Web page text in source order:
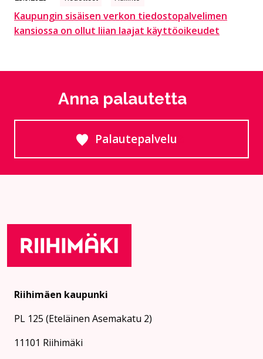
Kaupungin sisäisen verkon tiedostopalvelimen
kansiossa on ollut liian laajat käyttöoikeudet
Anna palautetta
Palautepalvelu
Siirtyy ulkoiselle
Riihimäen kaupunki
PL 125 (Eteläinen Asemakatu 2)
11101 Riihimäki